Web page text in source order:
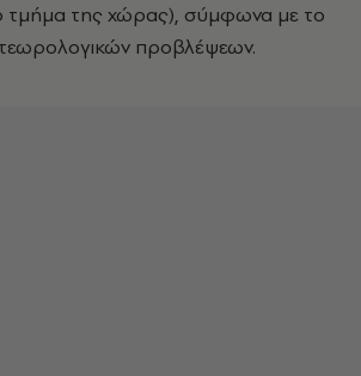
τμήμα της χώρας), σύμφωνα με το
προβλέψεων.